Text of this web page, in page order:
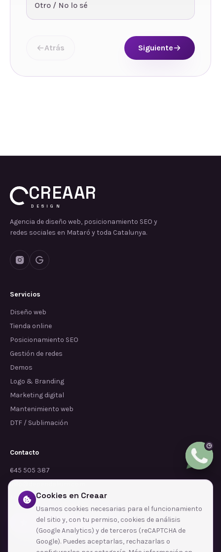
Otro / No lo sé
Atrás Siguiente
CREAAR
DESIGN
Agencia de diseño web, posicionamiento SEO y
redes sociales en Mataró y toda Catalunya.
Servicios
Diseño web
Tienda online
Posicionamiento SEO
Gestión de redes
Demos
Logo & Branding
Marketing digital
Mantenimiento web
DTF / Sublimación
Contacto
645 505 387
info@dependalium.com
Mataró (Barcelona)
Déjanos tu reseña en Google
Cookies en Creaar
Usamos cookies necesarias para el funcionamiento
del sitio y, con tu permiso, cookies de análisis
(Google Analytics) y de terceros (reCAPTCHA de
Google). Puedes aceptarlas, rechazarlas o